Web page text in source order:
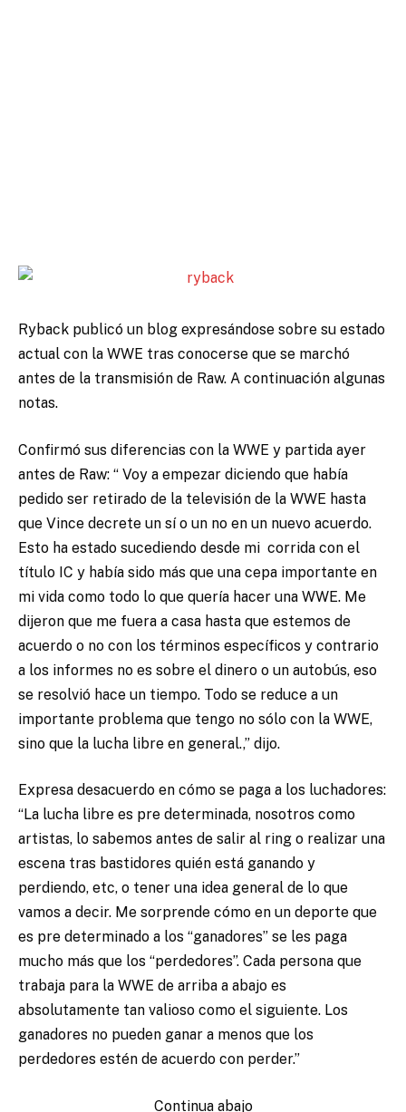
Ryback publicó un blog expresándose sobre su estado
actual con la WWE tras conocerse que se marchó
antes de la transmisión de Raw. A continuación algunas
notas.
Confirmó sus diferencias con la WWE y partida ayer
antes de Raw: “ Voy a empezar diciendo que había
pedido ser retirado de la televisión de la WWE hasta
que Vince decrete un sí o un no en un nuevo acuerdo.
Esto ha estado sucediendo desde mi corrida con el
título IC y había sido más que una cepa importante en
mi vida como todo lo que quería hacer una WWE. Me
dijeron que me fuera a casa hasta que estemos de
acuerdo o no con los términos específicos y contrario
a los informes no es sobre el dinero o un autobús, eso
se resolvió hace un tiempo. Todo se reduce a un
importante problema que tengo no sólo con la WWE,
sino que la lucha libre en general.,” dijo.
Expresa desacuerdo en cómo se paga a los luchadores:
“La lucha libre es pre determinada, nosotros como
artistas, lo sabemos antes de salir al ring o realizar una
escena tras bastidores quién está ganando y
perdiendo, etc, o tener una idea general de lo que
vamos a decir. Me sorprende cómo en un deporte que
es pre determinado a los “ganadores” se les paga
mucho más que los “perdedores”. Cada persona que
trabaja para la WWE de arriba a abajo es
absolutamente tan valioso como el siguiente. Los
ganadores no pueden ganar a menos que los
perdedores estén de acuerdo con perder.”
Continua abajo